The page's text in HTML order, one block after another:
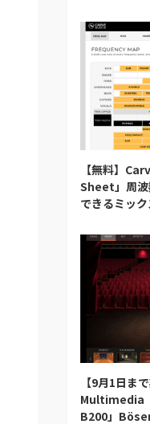
【無料】
Sheet」周波
できるミッ
【9月1日ま
Multimedia
B200」